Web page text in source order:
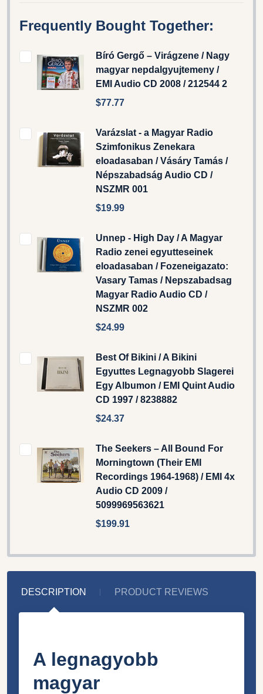
Frequently Bought Together:
Bíró Gergő – Virágzene / Nagy
magyar nepdalgyujtemeny /
EMI Audio CD 2008 / 212544 2
$77.77
Varázslat - a Magyar Radio
Szimfonikus Zenekara
eloadasaban / Vásáry Tamás /
Népszabadság Audio CD /‎
NSZMR 001
$19.99
Unnep - High Day / A Magyar
Radio zenei egyutteseinek
eloadasaban / Fozeneigazato:
Vasary Tamas / Nepszabadsag
Magyar Radio Audio CD /
NSZMR 002
$24.99
Best Of Bikini / A Bikini
Egyuttes Legnagyobb Slagerei
Egy Albumon / EMI Quint Audio
CD 1997 / 8238882
$24.37
The Seekers – All Bound For
Morningtown (Their EMI
Recordings 1964-1968) / EMI 4x
Audio CD 2009 /
5099969563621
$199.91
DESCRIPTION PRODUCT REVIEWS
A legnagyobb
magyar